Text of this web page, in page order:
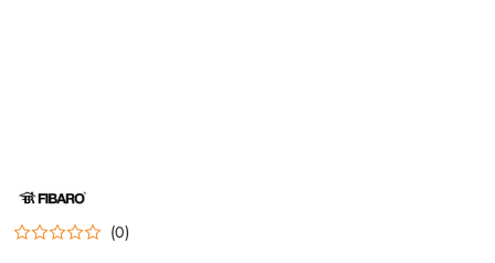
NAZWA
PRODUCENTA:
FIBARO
(0)